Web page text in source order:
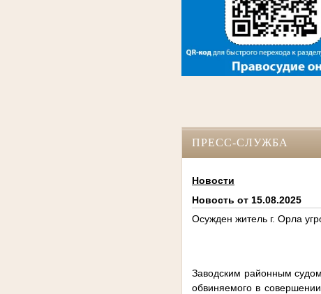
ПРЕСС-СЛУЖБА
Новости
Новость от 15.08.2025
Осужден житель г. Орла
Заводским районным
обвиняемого в